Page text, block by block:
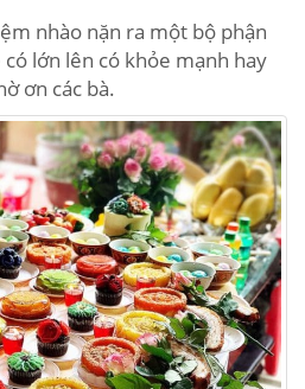
nhào nặn ra một bộ phận
lớn lên có khỏe mạnh hay
ơn các bà.